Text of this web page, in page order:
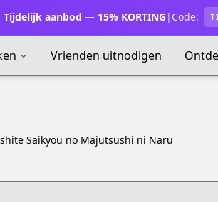
Tijdelijk aanbod — 15% KORTING | Code:
Vrienden uitnodigen
Saikyou no Majutsushi ni Naru